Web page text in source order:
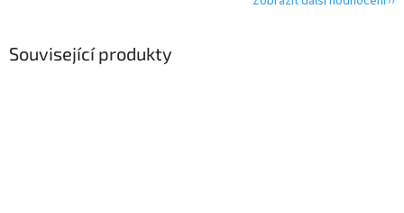
Související produkty